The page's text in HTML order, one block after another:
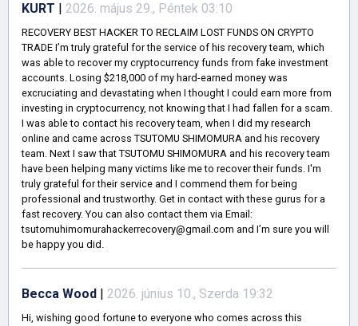
KURT | 2026. május 29., Péntek 03:10
RECOVERY BEST HACKER TO RECLAIM LOST FUNDS ON CRYPTO
TRADE I’m truly grateful for the service of his recovery team, which
was able to recover my cryptocurrency funds from fake investment
accounts. Losing $218,000 of my hard-earned money was
excruciating and devastating when I thought I could earn more from
investing in cryptocurrency, not knowing that I had fallen for a scam.
I was able to contact his recovery team, when I did my research
online and came across TSUTOMU SHIMOMURA and his recovery
team. Next I saw that TSUTOMU SHIMOMURA and his recovery team
have been helping many victims like me to recover their funds. I'm
truly grateful for their service and I commend them for being
professional and trustworthy. Get in contact with these gurus for a
fast recovery. You can also contact them via Email:
tsutomuhimomurahackerrecovery@gmail.com and I’m sure you will
be happy you did.
Becca Wood | 2026. június 10., Szerda 19:32
Hi, wishing good fortune to everyone who comes across this